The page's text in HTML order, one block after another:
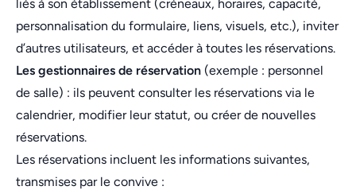
liés à son établissement (créneaux, horaires, capacité,
personnalisation du formulaire, liens, visuels, etc.), inviter
d’autres utilisateurs, et accéder à toutes les réservations.
Les gestionnaires de réservation (exemple : personnel
de salle) : ils peuvent consulter les réservations via le
calendrier, modifier leur statut, ou créer de nouvelles
réservations.
Les réservations incluent les informations suivantes,
transmises par le convive :